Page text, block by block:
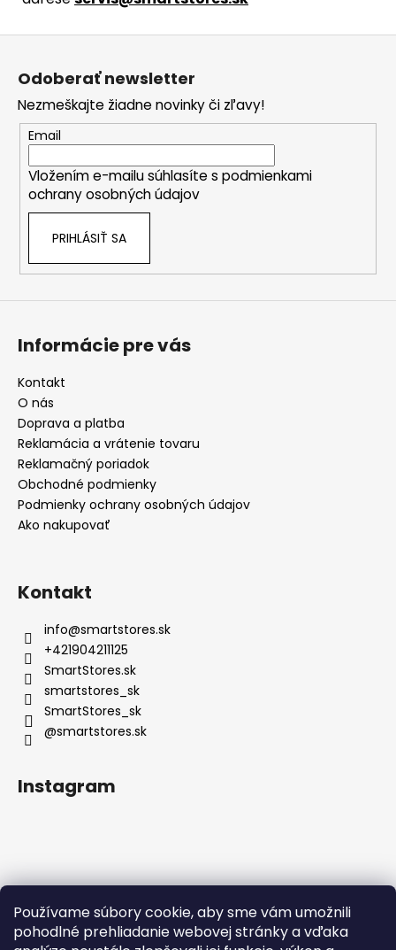
Používame súbory cookie, aby sme vám umožnili
pohodlné prehliadanie webovej stránky a vďaka
Z
Odoberať newsletter
Nezmeškajte žiadne novinky či zľavy!
Email
Vložením e-mailu súhlasíte s podmienkami
ochrany osobných údajov
PRIHLÁSIŤ SA
Informácie pre vás
Kontakt
O nás
Doprava a platba
Reklamácia a vrátenie tovaru
Reklamačný poriadok
Obchodné podmienky
Podmienky ochrany osobných údajov
Ako nakupovať
Kontakt
info@smartstores.sk
+421904211125
SmartStores.sk
smartstores_sk
SmartStores_sk
@smartstores.sk
Instagram
Sledovať na Instagrame